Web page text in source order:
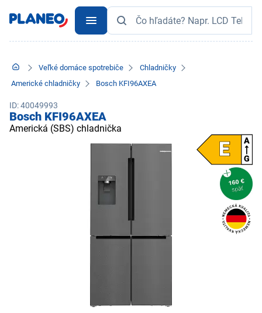
Veľké domáce spotrebiče
Chladničky
Americké chladničky
Bosch KFI96AXEA
ID: 40049993
Bosch KFI96AXEA
Americká (SBS) chladnička